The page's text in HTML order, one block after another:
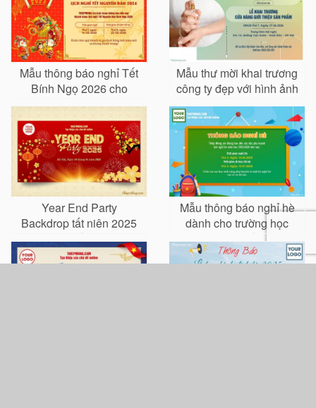
Mẫu thông báo nghỉ Tết
Bính Ngọ 2026 cho
doanh nghiệp và trung
tâm giáo dục
Mẫu thư mời khai trương
công ty đẹp với hình ảnh
của bạn
Year End Party
Backdrop tất niên 2025
mới nhất 2026
Mẫu thông báo nghỉ hè
dành cho trường học
trực tuyến